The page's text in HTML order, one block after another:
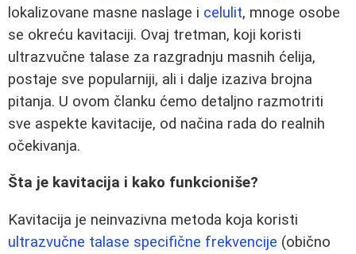
lokalizovane masne naslage i celulit, mnoge osobe
se okreću kavitaciji. Ovaj tretman, koji koristi
ultrazvučne talase za razgradnju masnih ćelija,
postaje sve popularniji, ali i dalje izaziva brojna
pitanja. U ovom članku ćemo detaljno razmotriti
sve aspekte kavitacije, od načina rada do realnih
očekivanja.
Šta je kavitacija i kako funkcioniše?
Kavitacija je neinvazivna metoda koja koristi
ultrazvučne talase specifične frekvencije (obično